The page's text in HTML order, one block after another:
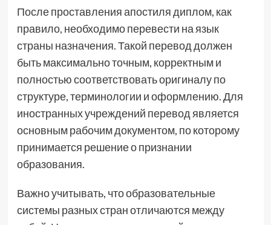
После проставления апостиля диплом, как
правило, необходимо перевести на язык
страны назначения. Такой перевод должен
быть максимально точным, корректным и
полностью соответствовать оригиналу по
структуре, терминологии и оформлению. Для
иностранных учреждений перевод является
основным рабочим документом, по которому
принимается решение о признании
образования.
Важно учитывать, что образовательные
системы разных стран отличаются между